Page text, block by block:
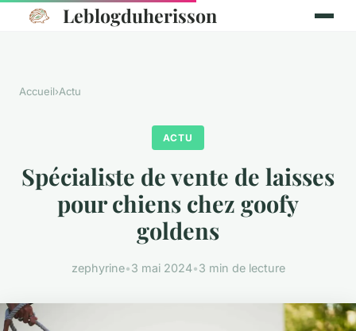
Leblogduherisson
Accueil›Actu
ACTU
Spécialiste de vente de laisses
pour chiens chez goofy
goldens
zephyrine•3 mai 2024•3 min de lecture